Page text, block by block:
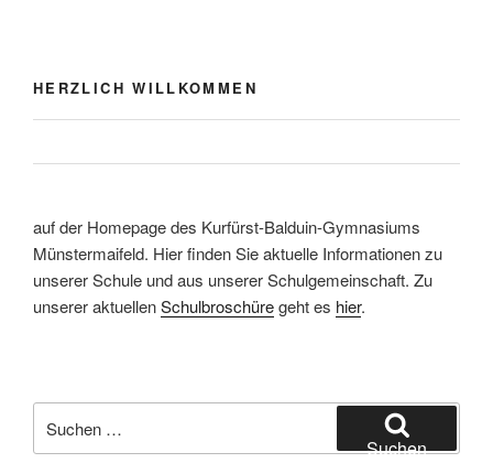
HERZLICH WILLKOMMEN
auf der Homepage des Kurfürst-Balduin-Gymnasiums
Münstermaifeld. Hier finden Sie aktuelle Informationen zu
unserer Schule und aus unserer Schulgemeinschaft. Zu
unserer aktuellenSchulbroschüregeht es hier.
nach:
Suchen